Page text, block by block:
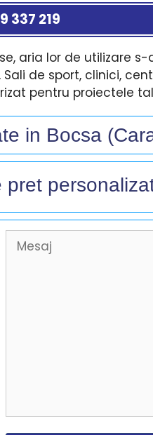
337 219
aria lor de utilizare
de sport, clinici,
pentru proiectele
in Bocsa
pret